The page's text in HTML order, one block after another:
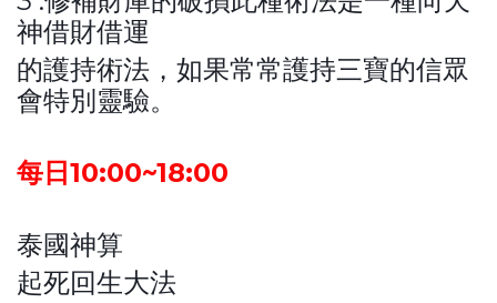
神借財借運
的護持術法，如果常常護持三寶的信眾
會特別靈驗。
每日10:00~18:00
泰國神算
起死回生大法